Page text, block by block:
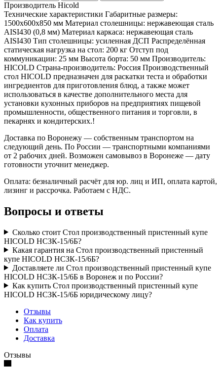
Производитель Hicold
Технические характеристики Габаритные размеры:
1500х600х850 мм Материал столешницы: нержавеющая сталь
AISI430 (0,8 мм) Материал каркаса: нержавеющая сталь
AISI430 Тип столешницы: усиленная ДСП Распределённая
статическая нагрузка на стол: 200 кг Отступ под
коммуникации: 25 мм Высота борта: 50 мм Производитель:
HICOLD Страна-производитель: Россия Производственный
стол HICOLD предназначен для раскатки теста и обработки
ингредиентов для приготовления блюд, а также может
использоваться в качестве дополнительного места для
установки кухонных приборов на предприятиях пищевой
промышленности, общественного питания и торговли, в
пекарнях и кондитерских.!
Доставка по Воронежу — собственным транспортом на
следующий день. По России — транспортными компаниями
от 2 рабочих дней. Возможен самовывоз в Воронеже — дату
готовности уточнит менеджер.
Оплата: безналичный расчёт для юр. лиц и ИП, оплата картой,
лизинг и рассрочка. Работаем с НДС.
Вопросы и ответы
Сколько стоит Стол производственный пристенный купе
HICOLD НСЗК-15/6Б?
Какая гарантия на Стол производственный пристенный
купе HICOLD НСЗК-15/6Б?
Доставляете ли Стол производственный пристенный купе
HICOLD НСЗК-15/6Б в Воронеж и по России?
Как купить Стол производственный пристенный купе
HICOLD НСЗК-15/6Б юридическому лицу?
Отзывы
Как купить
Оплата
Доставка
Отзывы